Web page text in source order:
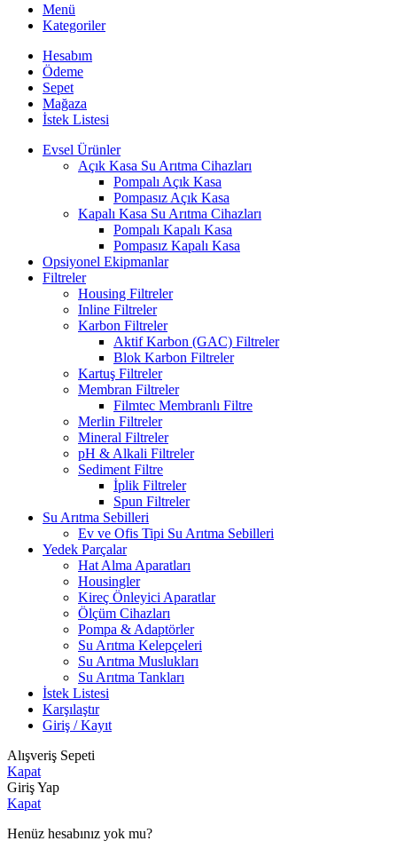
Menü
Kategoriler
Hesabım
Ödeme
Sepet
Mağaza
İstek Listesi
Evsel Ürünler
Açık Kasa Su Arıtma Cihazları
Pompalı Açık Kasa
Pompasız Açık Kasa
Kapalı Kasa Su Arıtma Cihazları
Pompalı Kapalı Kasa
Pompasız Kapalı Kasa
Opsiyonel Ekipmanlar
Filtreler
Housing Filtreler
Inline Filtreler
Karbon Filtreler
Aktif Karbon (GAC) Filtreler
Blok Karbon Filtreler
Kartuş Filtreler
Membran Filtreler
Filmtec Membranlı Filtre
Merlin Filtreler
Mineral Filtreler
pH & Alkali Filtreler
Sediment Filtre
İplik Filtreler
Spun Filtreler
Su Arıtma Sebilleri
Ev ve Ofis Tipi Su Arıtma Sebilleri
Yedek Parçalar
Hat Alma Aparatları
Housingler
Kireç Önleyici Aparatlar
Ölçüm Cihazları
Pompa & Adaptörler
Su Arıtma Kelepçeleri
Su Arıtma Muslukları
Su Arıtma Tankları
İstek Listesi
Karşılaştır
Giriş / Kayıt
Alışveriş Sepeti
Kapat
Giriş Yap
Kapat
Henüz hesabınız yok mu?